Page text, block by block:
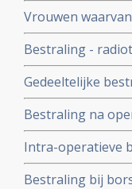
behandeling van
Vrouwen
hartklachten
Bestraling -
met een erfelijke
dan bij vrouwen
Gedeeltelijke
overlevingstijd
(stadium I en II).
Bestraling na
Intra-operatieve
uitwendige
Bestraling bij